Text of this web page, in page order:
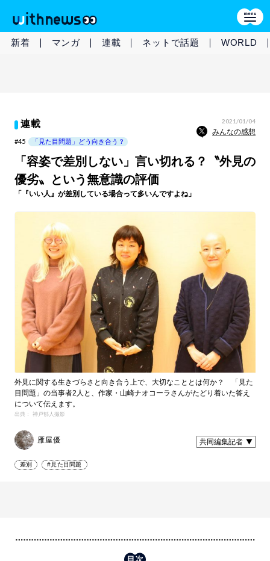
新着 マンガ 連載 ネットで話題 WORLD
連載 2021/01/04
みんなの感想
#45 「見た目問題」どう向き合う？
「容姿で差別しない」言い切れる？〝外見の
優劣〟という無意識の評価
「『いい人』が差別している場合って多いんですよね」
外見に関する生きづらさと向き合う上で、大切なこととは何か？ 「見た
目問題」の当事者2人と、作家・山崎ナオコーラさんがたどり着いた答え
について伝えます。
出典： 神戸郁人撮影
雁屋優 共同編集記者
差別 #見た目問題